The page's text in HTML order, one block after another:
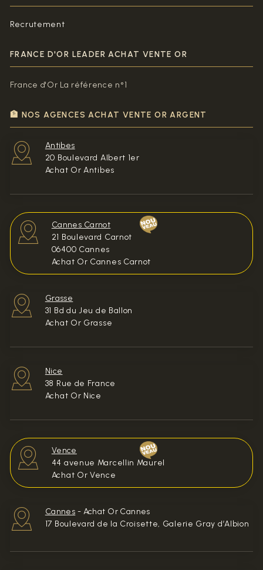
🏦 NOS AGENCES ACHAT VENTE OR ARGENT
Antibes
20 Boulevard Albert 1er
Achat Or Antibes
Cannes Carnot
21 Boulevard Carnot
06400 Cannes
Achat Or Cannes Carnot
Grasse
31 Bd du Jeu de Ballon
Achat Or Grasse
Nice
38 Rue de France
Achat Or Nice
Vence
44 avenue Marcellin Maurel
Achat Or Vence
Cannes - Achat Or Cannes
17 Boulevard de la Croisette, Galerie Gray d’Albion
Recrutement
FRANCE D'OR LEADER ACHAT VENTE OR
France d'Or La référence n°1